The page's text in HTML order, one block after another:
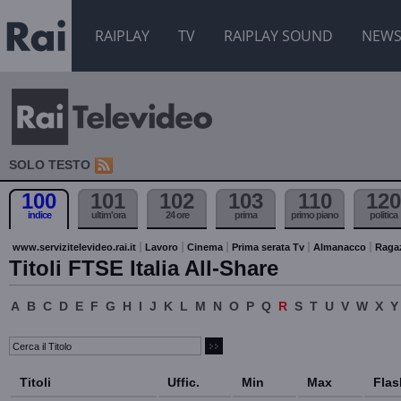
RAIPLAY TV RAIPLAY SOUND NEWS
SOLO TESTO
100
indice
101
ultim'ora
102
24 ore
103
prima
110
primo piano
120
politica
www.servizitelevideo.rai.it Lavoro Cinema Prima serata Tv Almanacco
Titoli FTSE Italia All-Share
A B C D E F G H I J K L M N O P Q R S T U V W X Y
Titoli Uffic. Min Max